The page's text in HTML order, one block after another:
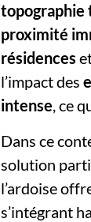
topographie
proximité
résidences
l’impact des
intense, ce
Dans ce
solution
l’ardoise
s’intégrant